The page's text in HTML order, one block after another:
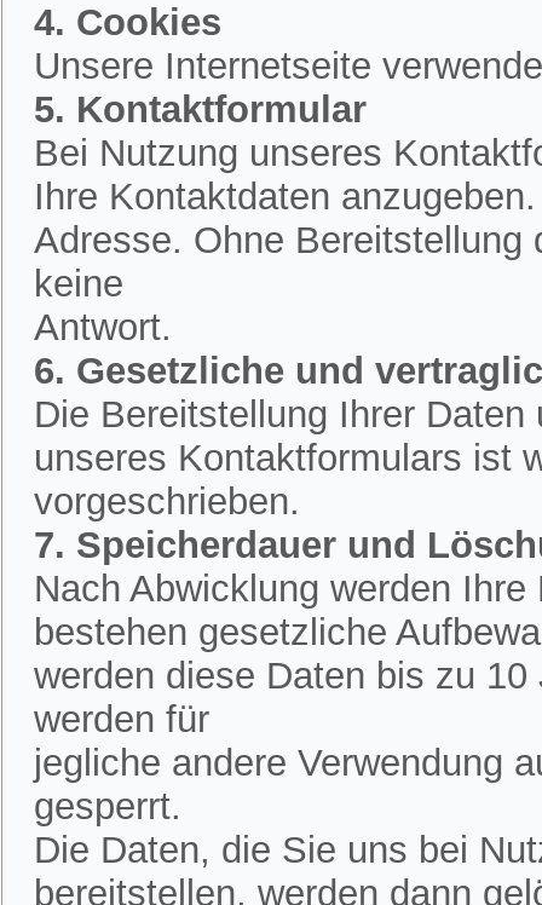
4. Cookies
Unsere Internetseite
5. Kontaktformular
Bei Nutzung unseres
Ihre Kontaktdaten
Adresse. Ohne Bereitstellung
keine
Antwort.
6. Gesetzliche und
Die Bereitstellung Ihrer
unseres Kontaktformulars ist
vorgeschrieben.
7. Speicherdauer und
Nach Abwicklung werden
bestehen gesetzliche
werden diese Daten bis zu
werden für
jegliche andere Verwendung
gesperrt.
Die Daten, die Sie uns bei
bereitstellen, werden dann